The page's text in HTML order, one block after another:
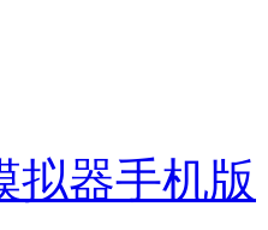
拟器手机版